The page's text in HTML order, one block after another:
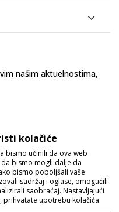
našim aktuelnostima,
kolačiće
bismo učinili da ova web
bismo mogli dalje da
bismo poboljšali vaše
sadržaj i oglase, omogućili
saobraćaj. Nastavljajući
prihvatate upotrebu kolačića.